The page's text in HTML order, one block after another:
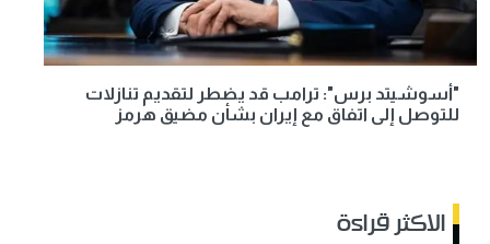
"أسوشيتد برس": ترامب قد يضطر لتقديم تنازلات
للتوصل إلى اتفاق مع إيران بشأن مضيق هرمز
الاكثر قراءة